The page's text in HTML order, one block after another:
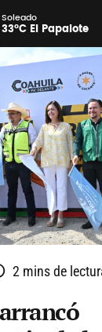
Soleado
33°C El Papalote
2 mins de